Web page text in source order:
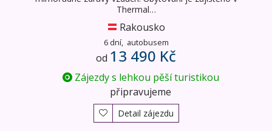
Thermal…
Rakousko
6 dní, autobusem
od 13 490 Kč
Zájezdy s lehkou pěší turistikou
připravujeme
Detail zájezdu